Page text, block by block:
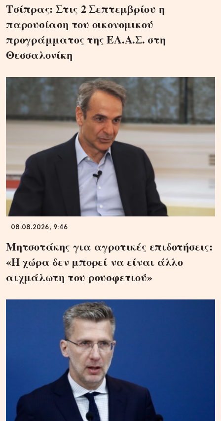
Τσίπρας: Στις 2 Σεπτεμβρίου η
παρουσίαση του οικονομικού
προγράμματος της ΕΛ.Α.Σ. στη
Θεσσαλονίκη
08.08.2026, 9:46
Μητσοτάκης για αγροτικές επιδοτήσεις:
«Η χώρα δεν μπορεί να είναι άλλο
αιχμάλωτη του ρουσφετιού»